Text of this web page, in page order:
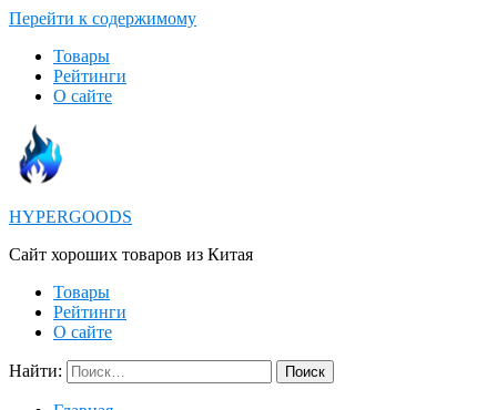
Перейти к содержимому
Товары
Рейтинги
О сайте
HYPERGOODS
Cайт хороших товаров из Китая
Товары
Рейтинги
О сайте
Найти: